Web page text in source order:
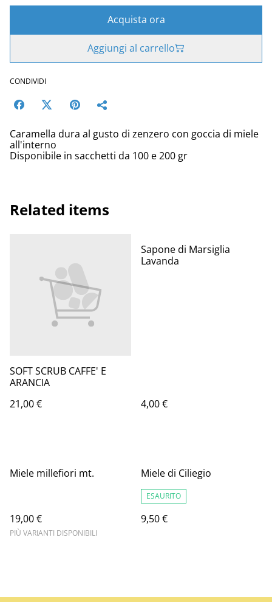
Acquista ora
Aggiungi al carrello
CONDIVIDI
Caramella dura al gusto di zenzero con goccia di miele
all'interno
Disponibile in sacchetti da 100 e 200 gr
Related items
SOFT SCRUB CAFFE' E
ARANCIA
21,00 €
Sapone di Marsiglia
Lavanda
4,00 €
Miele millefiori mt.
19,00 €
PIÙ VARIANTI DISPONIBILI
Miele di Ciliegio
ESAURITO
9,50 €